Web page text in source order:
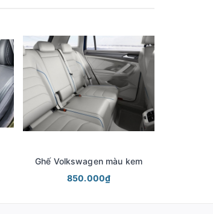
Ghế Volkswagen màu kem
850.000₫